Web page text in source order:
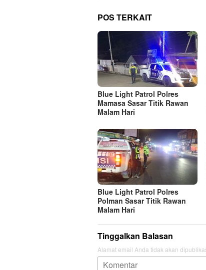
POS TERKAIT
Blue Light Patrol Polres
Mamasa Sasar Titik Rawan
Malam Hari
Blue Light Patrol Polres
Polman Sasar Titik Rawan
Malam Hari
Tinggalkan Balasan
Alamat email Anda tidak akan